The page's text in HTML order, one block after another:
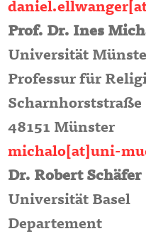
Prof. Dr. Ines
Universität
Professur für
Scharnhorststraße
48151 Münster
michalo[at]uni-
Dr. Robert Schäfer
Universität Basel
Departement